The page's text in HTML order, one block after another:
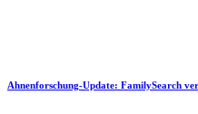
Ahnenforschung-Update: FamilySearch